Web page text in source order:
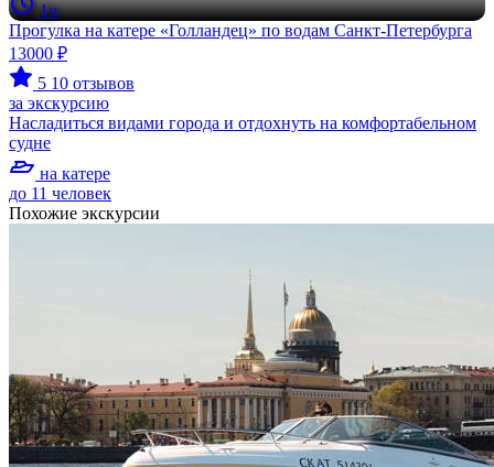
1ч
Прогулка на катере «Голландец» по водам Санкт-Петербурга
13000 ₽
5 10 отзывов
за экскурсию
Насладиться видами города и отдохнуть на комфортабельном
судне
на катере
до 11 человек
Похожие экскурсии